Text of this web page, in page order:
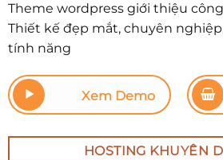
Theme wordpress giới thiệu
Thiết kế đẹp mắt, chuyên
tính năng
Xem Demo
HOSTING KHUYÊN